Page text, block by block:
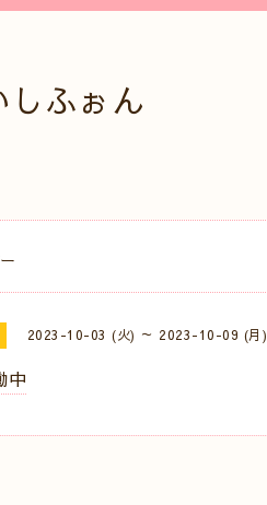
ふぉん
2023-10-03 (火) ～ 2023-10-09 (月)
中